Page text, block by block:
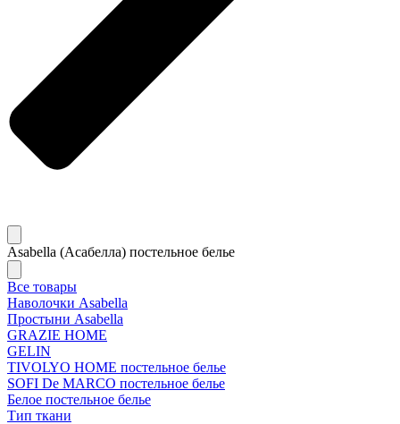
Asabella (Асабелла) постельное белье
Все товары
Наволочки Asabella
Простыни Asabella
GRAZIE HOME
GELIN
TIVOLYO HOME постельное белье
SOFI De MARCO постельное белье
Белое постельное белье
Тип ткани